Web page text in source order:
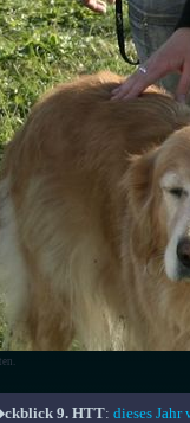
9. HTT: dieses Jahr